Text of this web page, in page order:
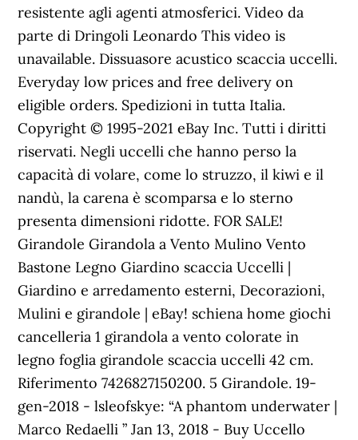
resistente agli agenti atmosferici. Video da
parte di Dringoli Leonardo This video is
unavailable. Dissuasore acustico scaccia uccelli.
Everyday low prices and free delivery on
eligible orders. Spedizioni in tutta Italia.
Copyright © 1995-2021 eBay Inc. Tutti i diritti
riservati. Negli uccelli che hanno perso la
capacità di volare, come lo struzzo, il kiwi e il
nandù, la carena è scomparsa e lo sterno
presenta dimensioni ridotte. FOR SALE!
Girandole Girandola a Vento Mulino Vento
Bastone Legno Giardino scaccia Uccelli |
Giardino e arredamento esterni, Decorazioni,
Mulini e girandole | eBay! schiena home giochi
cancelleria 1 girandola a vento colorate in
legno foglia girandole scaccia uccelli 42 cm.
Riferimento 7426827150200. 5 Girandole. 19-
gen-2018 - lsleofskye: “A phantom underwater |
Marco Redaelli ” Jan 13, 2018 - Buy Uccello